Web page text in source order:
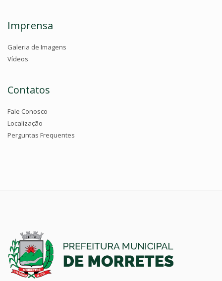
Imprensa
Galeria de Imagens
Vídeos
Contatos
Fale Conosco
Localização
Perguntas Frequentes